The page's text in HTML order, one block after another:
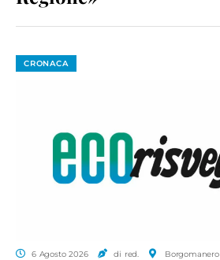
CRONACA
6 Agosto 2026 di red. Borgomanero